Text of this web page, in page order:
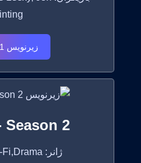
زیرنویس Sweetpea - Season 1
Season 2
ژانر: Mystery, Sci-Fi,Drama